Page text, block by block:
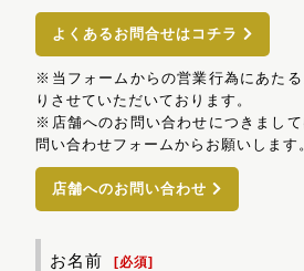
よくあるお問合せはコチラ
※当フォームからの営業行為にあた
りさせていただいております。
※店舗へのお問い合わせにつきまし
問い合わせフォームからお願いします
店舗へのお問い合わせ
お名前 [必須]